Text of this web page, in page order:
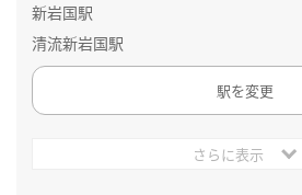
新岩国駅
清流新岩国駅
駅を変更
さらに表示